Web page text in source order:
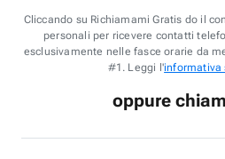
Cliccando su Richiamami Gratis do il
personali per ricevere contatti
esclusivamente nelle fasce orarie da
#1. Leggi l'informativa
oppure